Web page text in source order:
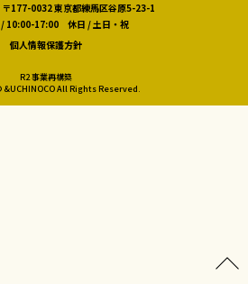
〒177-0032 東京都練馬区谷原5-23-1
/ 10:00-17:00 休日 / 土日・祝
個人情報保護方針
R2 事業再構築
All Rights Reserved.